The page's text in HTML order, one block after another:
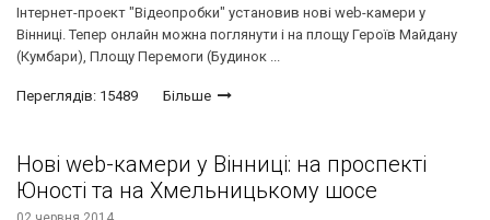
Інтернет-проект "Відеопробки" установив нові web-камери у
Вінниці. Тепер онлайн можна поглянути і на площу Героїв Майдану
(Кумбари), Площу Перемоги (Будинок ...
Переглядів: 15489 Більше
Нові web-камери у Вінниці: на проспекті
Юності та на Хмельницькому шосе